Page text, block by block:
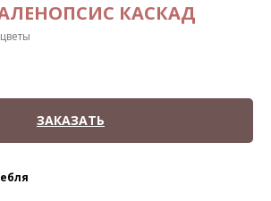
КАСКАД
ЗАКАЗАТЬ